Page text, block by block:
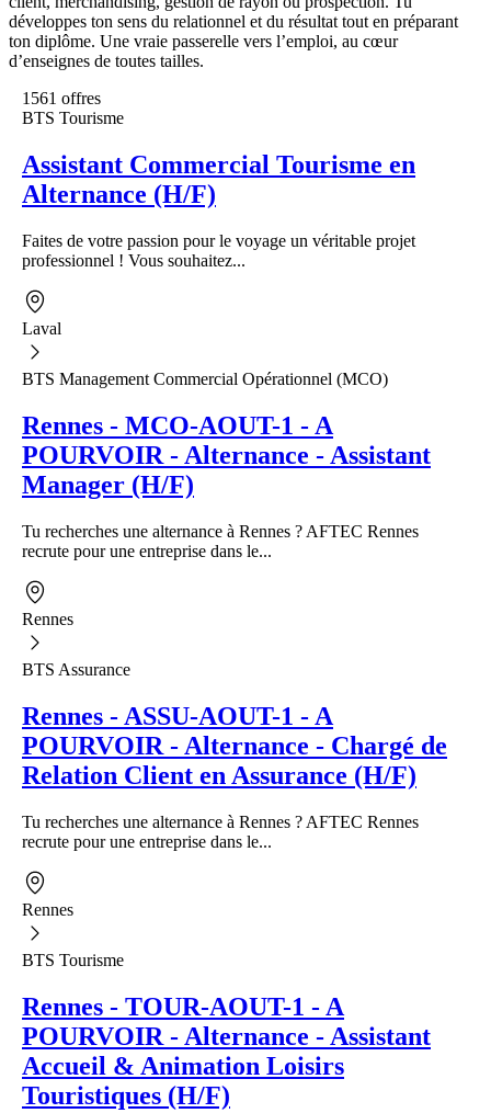
développes ton sens du relationnel et du résultat tout en préparant
ton diplôme. Une vraie passerelle vers l’emploi, au cœur
d’enseignes de toutes tailles.
1561 offres
BTS Tourisme
Assistant Commercial Tourisme en
Alternance (H/F)
Faites de votre passion pour le voyage un véritable projet
professionnel ! Vous souhaitez...
Laval
BTS Management Commercial Opérationnel (MCO)
Rennes - MCO-AOUT-1 - A
POURVOIR - Alternance - Assistant
Manager (H/F)
Tu recherches une alternance à Rennes ? AFTEC Rennes
recrute pour une entreprise dans le...
Rennes
BTS Assurance
Rennes - ASSU-AOUT-1 - A
POURVOIR - Alternance - Chargé de
Relation Client en Assurance (H/F)
Tu recherches une alternance à Rennes ? AFTEC Rennes
recrute pour une entreprise dans le...
Rennes
BTS Tourisme
Rennes - TOUR-AOUT-1 - A
POURVOIR - Alternance - Assistant
Accueil & Animation Loisirs
Touristiques (H/F)